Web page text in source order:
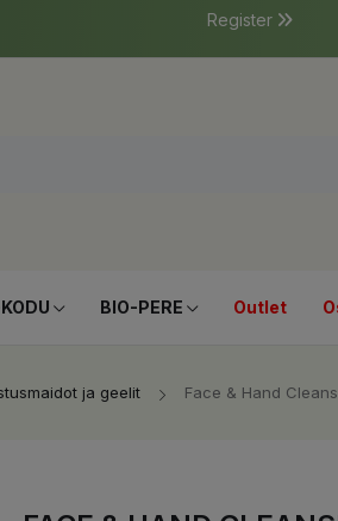
Register
BIO-PERE Outlet
ja geelit Face & Hand